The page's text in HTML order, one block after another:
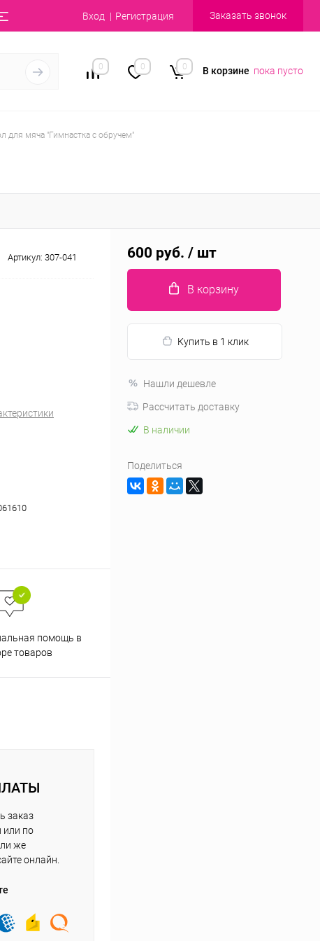
Вход Регистрация Заказать звонок
0 0 0 В корзине пока пусто
для мяча "Гимнастка с обручем"
Артикул: 307-041
помощь в
товаров
заказ
или по
же
онлайн.
600 руб. / шт
В корзину
Купить в 1 клик
Нашли дешевле
Рассчитать доставку
В наличии
Поделиться